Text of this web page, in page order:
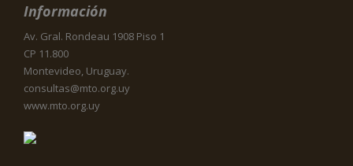
Información
Av. Gral. Rondeau 1908 Piso 1
CP 11.800
Montevideo, Uruguay.
consultas@mto.org.uy
www.mto.org.uy